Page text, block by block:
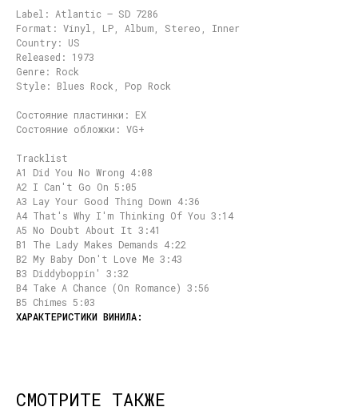
Label: Atlantic – SD 7286
Format: Vinyl, LP, Album, Stereo, Inner
Country: US
Released: 1973
Genre: Rock
Style: Blues Rock, Pop Rock
Состояние пластинки: EX
Состояние обложки: VG+
Tracklist
A1 Did You No Wrong 4:08
A2 I Can't Go On 5:05
A3 Lay Your Good Thing Down 4:36
A4 That's Why I'm Thinking Of You 3:14
A5 No Doubt About It 3:41
B1 The Lady Makes Demands 4:22
B2 My Baby Don't Love Me 3:43
B3 Diddyboppin' 3:32
B4 Take A Chance (On Romance) 3:56
B5 Chimes 5:03
СМОТРИТЕ ТАКЖЕ